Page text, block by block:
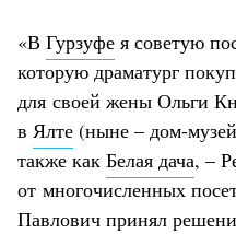
«В Гурзуфе я советую
которую драматург
для своей жены Ольги
в Ялте (ныне – дом-
также как Белая дача, –
от многочисленных
Павлович принял